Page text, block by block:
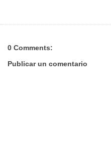
0 Comments:
Publicar un comentario